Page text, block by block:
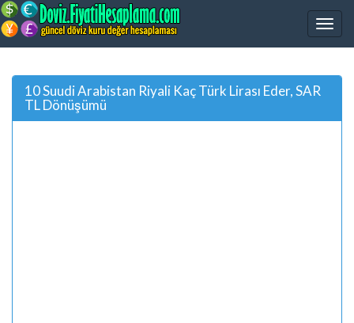
10 Suudi Arabistan Riyali Kaç Türk Lirası Eder, SAR
TL Dönüşümü